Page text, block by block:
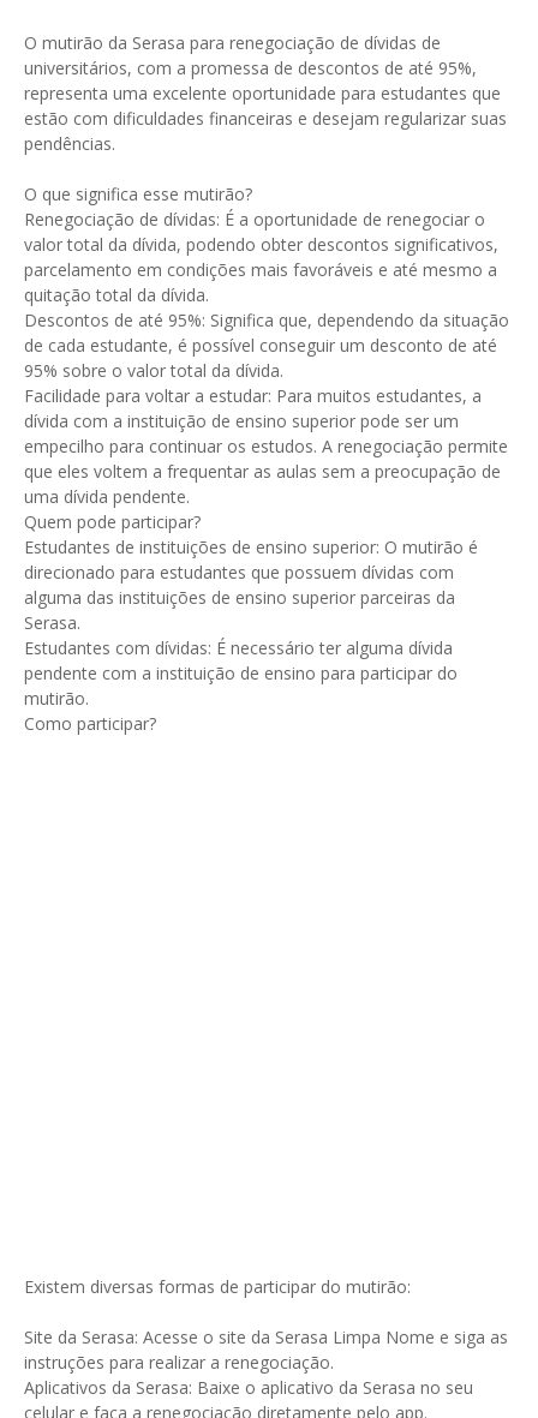
O mutirão da Serasa para renegociação de dívidas de
universitários, com a promessa de descontos de até 95%,
representa uma excelente oportunidade para estudantes que
estão com dificuldades financeiras e desejam regularizar suas
pendências.
O que significa esse mutirão?
Renegociação de dívidas: É a oportunidade de renegociar o
valor total da dívida, podendo obter descontos significativos,
parcelamento em condições mais favoráveis e até mesmo a
quitação total da dívida.
Descontos de até 95%: Significa que, dependendo da situação
de cada estudante, é possível conseguir um desconto de até
95% sobre o valor total da dívida.
Facilidade para voltar a estudar: Para muitos estudantes, a
dívida com a instituição de ensino superior pode ser um
empecilho para continuar os estudos. A renegociação permite
que eles voltem a frequentar as aulas sem a preocupação de
uma dívida pendente.
Quem pode participar?
Estudantes de instituições de ensino superior: O mutirão é
direcionado para estudantes que possuem dívidas com
alguma das instituições de ensino superior parceiras da
Serasa.
Estudantes com dívidas: É necessário ter alguma dívida
pendente com a instituição de ensino para participar do
mutirão.
Como participar?
Existem diversas formas de participar do mutirão:
Site da Serasa: Acesse o site da Serasa Limpa Nome e siga as
instruções para realizar a renegociação.
Aplicativos da Serasa: Baixe o aplicativo da Serasa no seu
celular e faça a renegociação diretamente pelo app.